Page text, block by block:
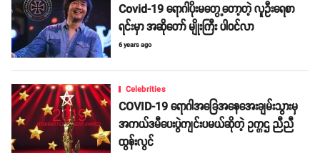
Covid-19 ရောဂါပိုးမတွေ့တော့တဲ့ လူဦးရေစာ
ရင်းမှာ အဆိုတော် မျိုးကြီး ပါဝင်လာ
6 years ago
Celebrities
COVID-19 ရောဂါအခြေအနေအေးချမ်းသွားမှ
အကယ်ဒမီပေးပွဲကျင်းပမယ်ဆိုတဲ့ ဥက္ကဌ ညီညီ
ထွန်းလွင်